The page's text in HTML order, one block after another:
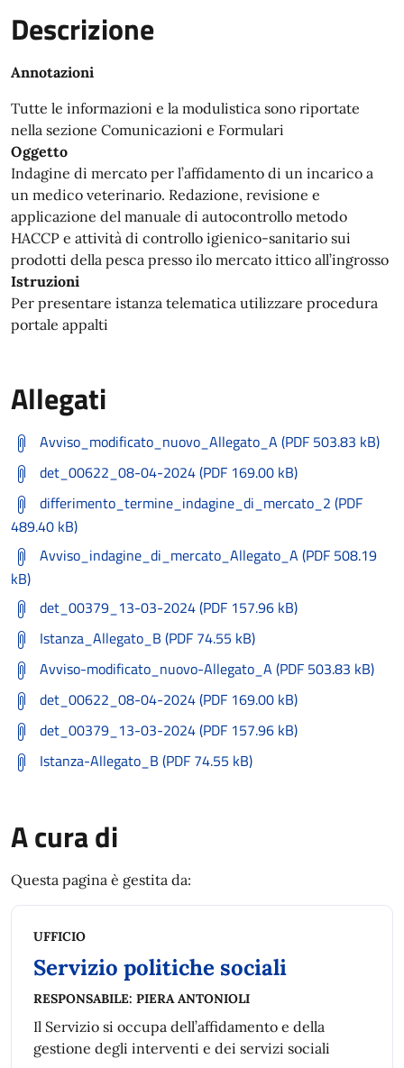
Descrizione
Annotazioni
Tutte le informazioni e la modulistica sono riportate
nella sezione Comunicazioni e Formulari
Oggetto
Indagine di mercato per l’affidamento di un incarico a
un medico veterinario. Redazione, revisione e
applicazione del manuale di autocontrollo metodo
HACCP e attività di controllo igienico-sanitario sui
prodotti della pesca presso ilo mercato ittico all’ingrosso
Istruzioni
Per presentare istanza telematica utilizzare procedura
portale appalti
Allegati
Avviso_modificato_nuovo_Allegato_A (PDF 503.83 kB)
det_00622_08-04-2024 (PDF 169.00 kB)
differimento_termine_indagine_di_mercato_2 (PDF
489.40 kB)
Avviso_indagine_di_mercato_Allegato_A (PDF 508.19
kB)
det_00379_13-03-2024 (PDF 157.96 kB)
Istanza_Allegato_B (PDF 74.55 kB)
Avviso-modificato_nuovo-Allegato_A (PDF 503.83 kB)
det_00622_08-04-2024 (PDF 169.00 kB)
det_00379_13-03-2024 (PDF 157.96 kB)
Istanza-Allegato_B (PDF 74.55 kB)
A cura di
Questa pagina è gestita da:
UFFICIO
Servizio politiche sociali
RESPONSABILE: PIERA ANTONIOLI
Il Servizio si occupa dell’affidamento e della
gestione degli interventi e dei servizi sociali